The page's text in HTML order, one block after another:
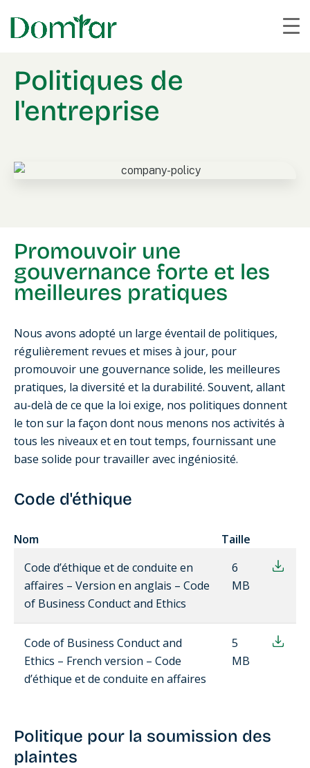
Politiques de
l'entreprise
Promouvoir une
gouvernance forte et les
meilleures pratiques
Nous avons adopté un large éventail de politiques,
régulièrement revues et mises à jour, pour
promouvoir une gouvernance solide, les meilleures
pratiques, la diversité et la durabilité. Souvent, allant
au-delà de ce que la loi exige, nos politiques donnent
le ton sur la façon dont nous menons nos activités à
tous les niveaux et en tout temps, fournissant une
base solide pour travailler avec ingéniosité.
Code d'éthique
Nom
Taille
Code d’éthique et de conduite en
affaires – Version en anglais – Code
of Business Conduct and Ethics
6
MB
Code of Business Conduct and
Ethics – French version – Code
d’éthique et de conduite en affaires
5
MB
Politique pour la soumission des
plaintes